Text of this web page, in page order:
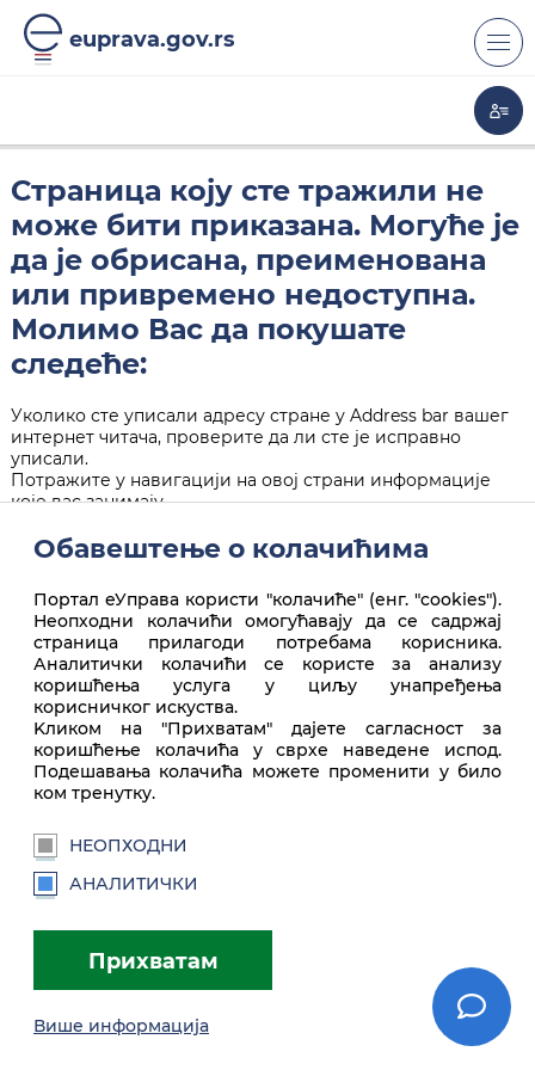
euprava.gov.rs
Страница коју сте тражили не
може бити приказана. Могуће је
да је обрисана, преименована
или привремено недоступна.
Молимо Вас да покушате
следеће:
Уколико сте уписали адресу стране у Address bar вашег
интернет читача, проверите да ли сте је исправно
уписали.
Потражите у навигацији на овој страни информације
које вас занимају.
Врх стране
euprava.gov.rs
Услови коришћења
Обавештење о колачићима
Портал еУправа користи "колачиће" (енг. "cookies").
Неопходни колачићи омогућавају да се садржај
страница прилагоди потребама корисника.
Аналитички колачићи се користе за анализу
коришћења услуга у циљу унапређења
корисничког искуства.
Kликом на "Прихватам" дајете сагласност за
коришћење колачића у сврхе наведене испод.
Подешавања колачића можете променити у било
ком тренутку.
НЕОПХОДНИ
АНАЛИТИЧКИ
Прихватам
Више информација